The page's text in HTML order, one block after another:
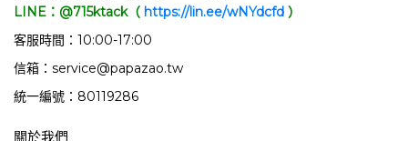
LINE：@715ktack（ https://lin.ee/wNYdcfd ）
客服時間：10:00-17:00
信箱：service@papazao.tw
統一編號：80119286
關於我們